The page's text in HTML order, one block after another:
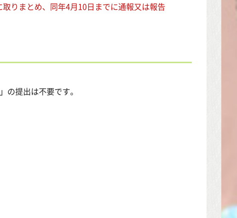
りまとめ、同年4月10日までに通報又は報告
の提出は不要です。